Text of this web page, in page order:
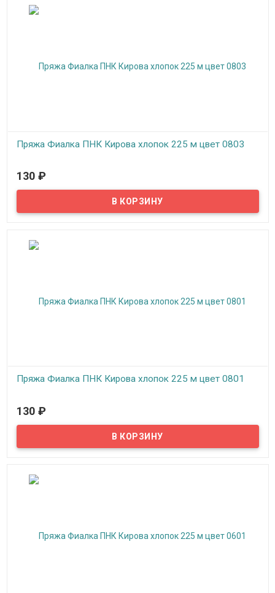
Пряжа Фиалка ПНК Кирова хлопок 225 м цвет 0803
подходит для машинного вязания, можно вязать верхний
трикотаж, скатерти, салфетки, покрывала, пледы.
130 ₽
Пряжа Фиалка ПНК Кирова хлопок 225 м цвет 0801
подходит для машинного вязания, можно вязать верхний
трикотаж, скатерти, салфетки, покрывала, пледы.
130 ₽